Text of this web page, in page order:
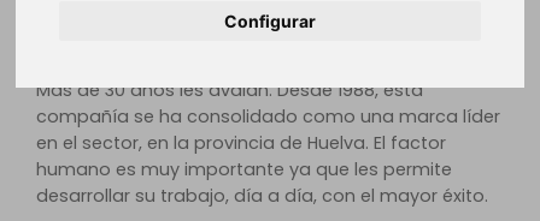
Configurar
Más de 30 años les avalan. Desde 1988, esta
compañía se ha consolidado como una marca líder
en el sector, en la provincia de Huelva. El factor
humano es muy importante ya que les permite
desarrollar su trabajo, día a día, con el mayor éxito.